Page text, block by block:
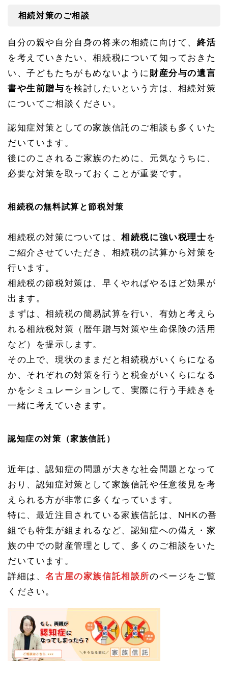
相続対策のご相談
自分の親や自分自身の将来の相続に向けて、 終活
を考えていきたい、相続税について知っておきた
い、子どもたちがもめないように 財産分与の遺言
書や生前贈与 を検討したいという方は、相続対策
についてご相談ください。
認知症対策としての家族信託のご相談も多くいた
だいています。
後にのこされるご家族のために、元気なうちに、
必要な対策を取っておくことが重要です。
相続税の無料試算と節税対策
相続税の対策については、相続税に強い税理士 を
ご紹介させていただき、相続税の試算から対策を
行います。
相続税の節税対策は、早くやればやるほど効果が
出ます。
まずは、相続税の簡易試算を行い、有効と考えら
れる相続税対策（暦年贈与対策や生命保険の活用
など）を提示します。
その上で、現状のままだと相続税がいくらになる
か、それぞれの対策を行うと税金がいくらになる
かをシミュレーションして、実際に行う手続きを
一緒に考えていきます。
認知症の対策（家族信託）
近年は、認知症の問題が大きな社会問題となって
おり、認知症対策として家族信託や任意後見を考
えられる方が非常に多くなっています。
特に、最近注目されている家族信託は、NHKの番
組でも特集が組まれるなど、認知症への備え・家
族の中での財産管理として、多くのご相談をいた
だいています。
詳細は、名古屋の家族信託相談所のページをご覧
ください。